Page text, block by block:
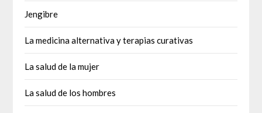
Jengibre
La medicina alternativa y terapias curativas
La salud de la mujer
La salud de los hombres